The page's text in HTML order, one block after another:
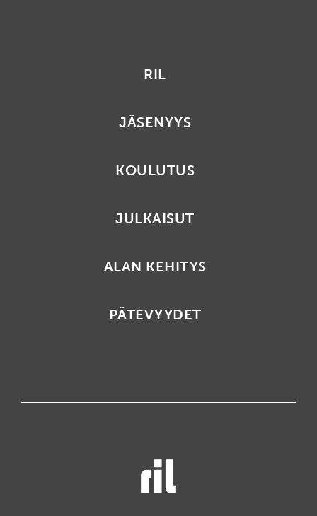
RIL
JÄSENYYS
KOULUTUS
JULKAISUT
ALAN KEHITYS
PÄTEVYYDET